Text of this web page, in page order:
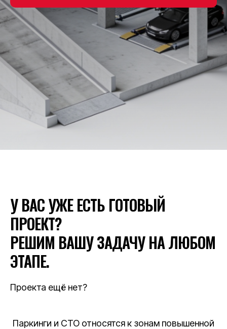
У ВАС УЖЕ ЕСТЬ ГОТОВЫЙ
ПРОЕКТ?
РЕШИМ ВАШУ ЗАДАЧУ НА ЛЮБОМ
ЭТАПЕ.
Проекта ещё нет?
Паркинги и СТО относятся к зонам повышенной